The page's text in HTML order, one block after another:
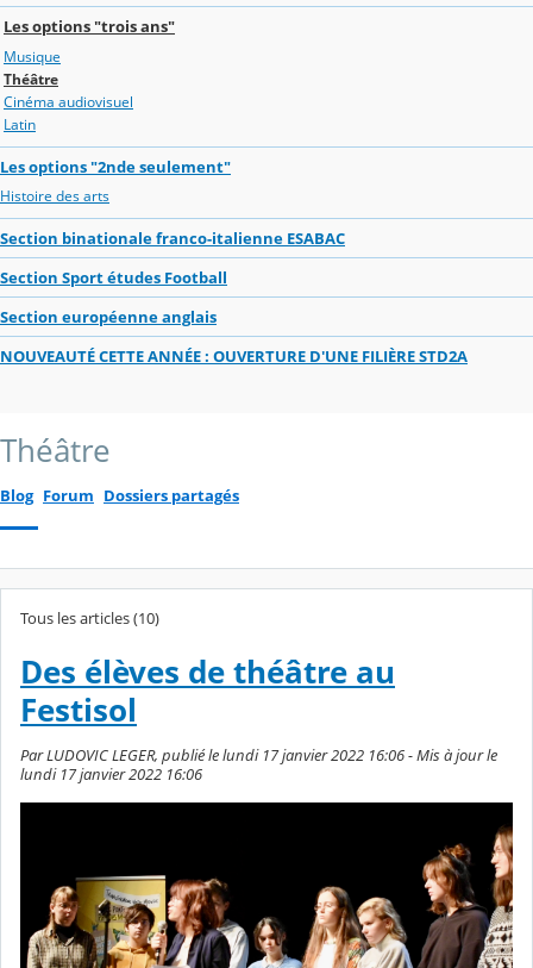
Les options "trois ans"
Musique
Théâtre
Cinéma audiovisuel
Latin
Les options "2nde seulement"
Histoire des arts
Section binationale franco-italienne ESABAC
Section Sport études Football
Section européenne anglais
NOUVEAUTÉ CETTE ANNÉE : OUVERTURE D'UNE FILIÈRE STD2A
Théâtre
Blog Forum Dossiers partagés
Tous les articles (10)
Des élèves de théâtre au
Festisol
Par LUDOVIC LEGER, publié le lundi 17 janvier 2022 16:06 - Mis à jour le
lundi 17 janvier 2022 16:06